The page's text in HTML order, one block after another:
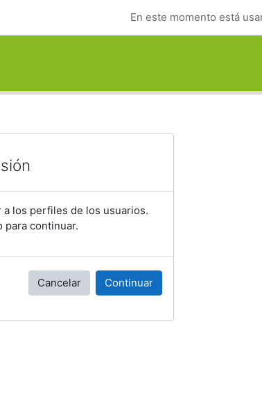
En este momento está
los perfiles de los usuarios.
para continuar.
Cancelar Continuar